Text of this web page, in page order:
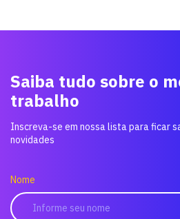
Saiba tudo sobre o
trabalho
Inscreva-se em nossa lista para ficar
novidades
Nome